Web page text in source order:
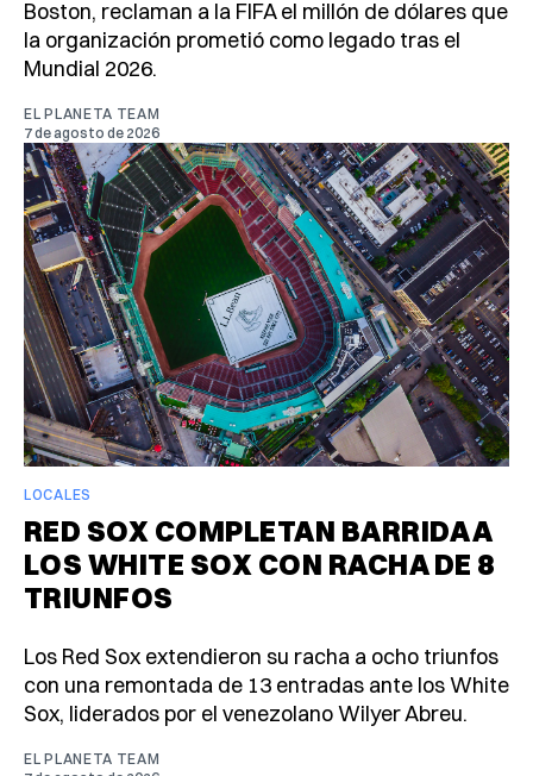
Boston, reclaman a la FIFA el millón de dólares que
la organización prometió como legado tras el
Mundial 2026.
EL PLANETA TEAM
7 de agosto de 2026
LOCALES
RED SOX COMPLETAN BARRIDA A
LOS WHITE SOX CON RACHA DE 8
TRIUNFOS
Los Red Sox extendieron su racha a ocho triunfos
con una remontada de 13 entradas ante los White
Sox, liderados por el venezolano Wilyer Abreu.
EL PLANETA TEAM